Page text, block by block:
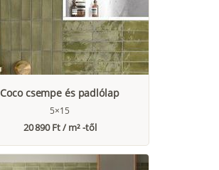
Coco csempe és padlólap
5×15
20 890 Ft / m² -től